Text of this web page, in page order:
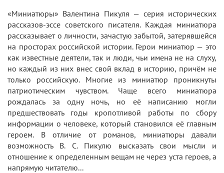
«Миниатюры» Валентина Пикуля — серия исторических
рассказов-эссе советского писателя. Каждая миниатюра
рассказывает о личности, зачастую забытой, затерявшейся
на просторах российской истории. Герои миниатюр — это
как известные деятели, так и люди, чьи имена не на слуху,
но каждый из них внес свой вклад в историю, причём не
только российскую. Многие из миниатюр проникнуты
патриотическим чувством. Чаще всего миниатюра
рождалась за одну ночь, но её написанию могли
предшествовать годы кропотливой работы по сбору
информации о человеке, который становился её главным
героем. В отличие от романов, миниатюры давали
возможность В. С. Пикулю высказать свои мысли и
отношение к определенным вещам не через уста героев, а
напрямую читателю...